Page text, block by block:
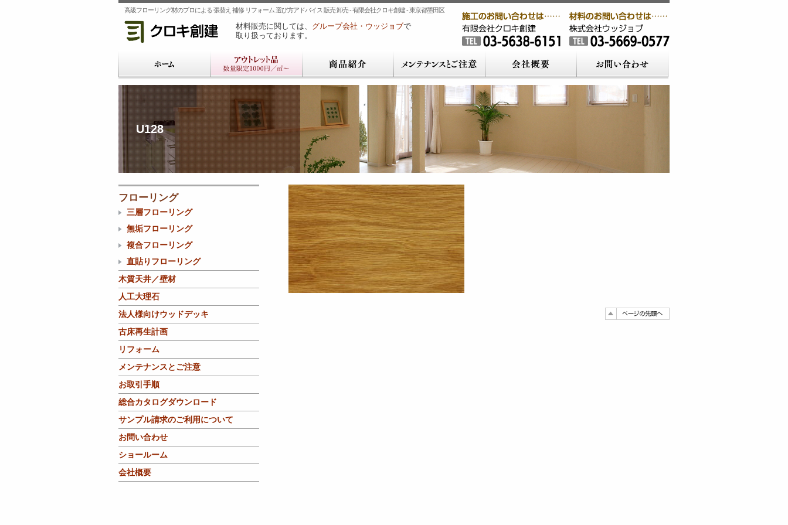
高級フローリング材のプロによる 張替え 補修 リフォーム 選び方アドバイス 販売 卸売 - 有限会社クロキ創建 - 東京都墨田区
材料販売に関しては、 グループ会社・ウッジョブで
取り扱っております。
U128
フローリング
三層フローリング
無垢フローリング
複合フローリング
直貼りフローリング
木質天井／壁材
人工大理石
法人様向けウッドデッキ
古床再生計画
リフォーム
メンテナンスとご注意
お取引手順
総合カタログダウンロード
サンプル請求のご利用について
お問い合わせ
ショールーム
会社概要